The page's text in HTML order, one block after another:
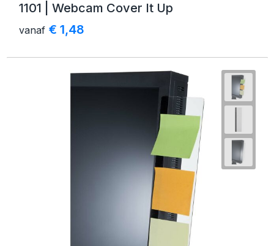
1101 | Webcam Cover It Up
vanaf € 1,48